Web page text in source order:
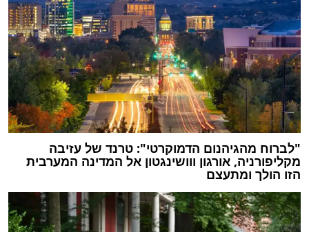
"לברוח מהגיהנום הדמוקרטי": טרנד של עזיבה
מקליפורניה, אורגון ווושינגטון אל המדינה המערבית
הזו הולך ומתעצם